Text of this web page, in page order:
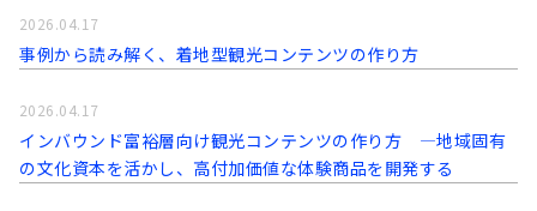
事例から読み解く、着地型観光コンテンツの作り方
2026.04.17
インバウンド富裕層向け観光コンテンツの作り方 ―地域固有
の文化資本を活かし、高付加価値な体験商品を開発する
2026.04.17